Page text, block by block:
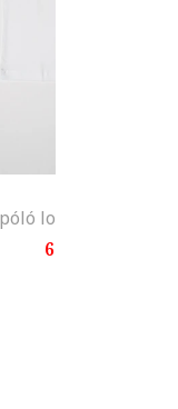
6.699 Ft